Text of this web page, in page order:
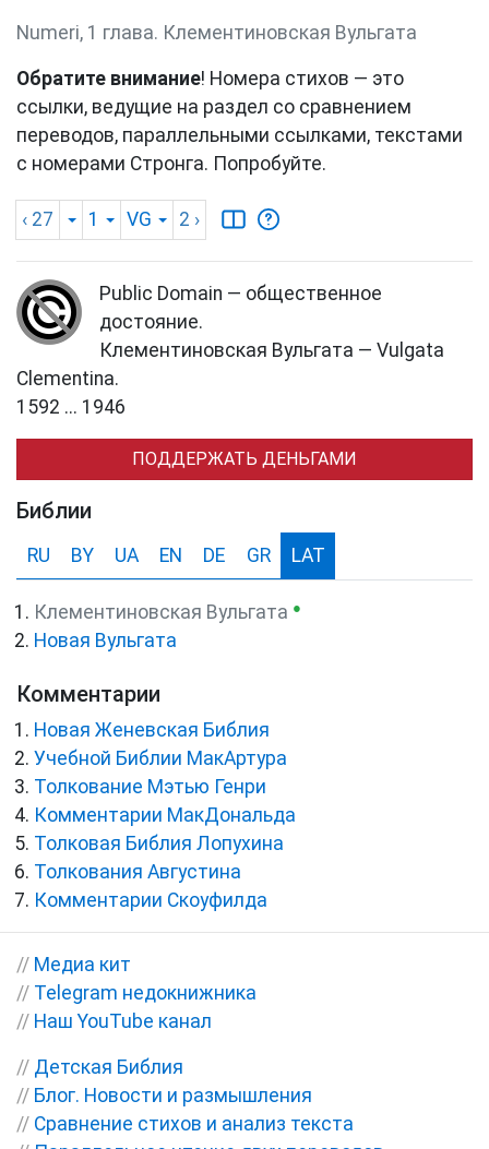
Numeri, 1 глава. Клементиновская Вульгата
Обратите внимание! Номера стихов — это
ссылки, ведущие на раздел со сравнением
переводов, параллельными ссылками, текстами
с номерами Стронга. Попробуйте.
‹ 27 1 VG 2 ›
Public Domain — общественное
достояние.
Клементиновская Вульгата — Vulgata
Clementina.
1592 ... 1946
ПОДДЕРЖАТЬ ДЕНЬГАМИ
Библии
RU BY UA EN DE GR LAT
Клементиновская Вульгата ●
Новая Вульгата
Комментарии
Новая Женевская Библия
Учебной Библии МакАртура
Толкование Мэтью Генри
Комментарии МакДональда
Толковая Библия Лопухина
Толкования Августина
Комментарии Скоуфилда
// Медиа кит
// Telegram недокнижника
// Наш YouTube канал
// Детская Библия
// Блог. Новости и размышления
// Сравнение стихов и анализ текста